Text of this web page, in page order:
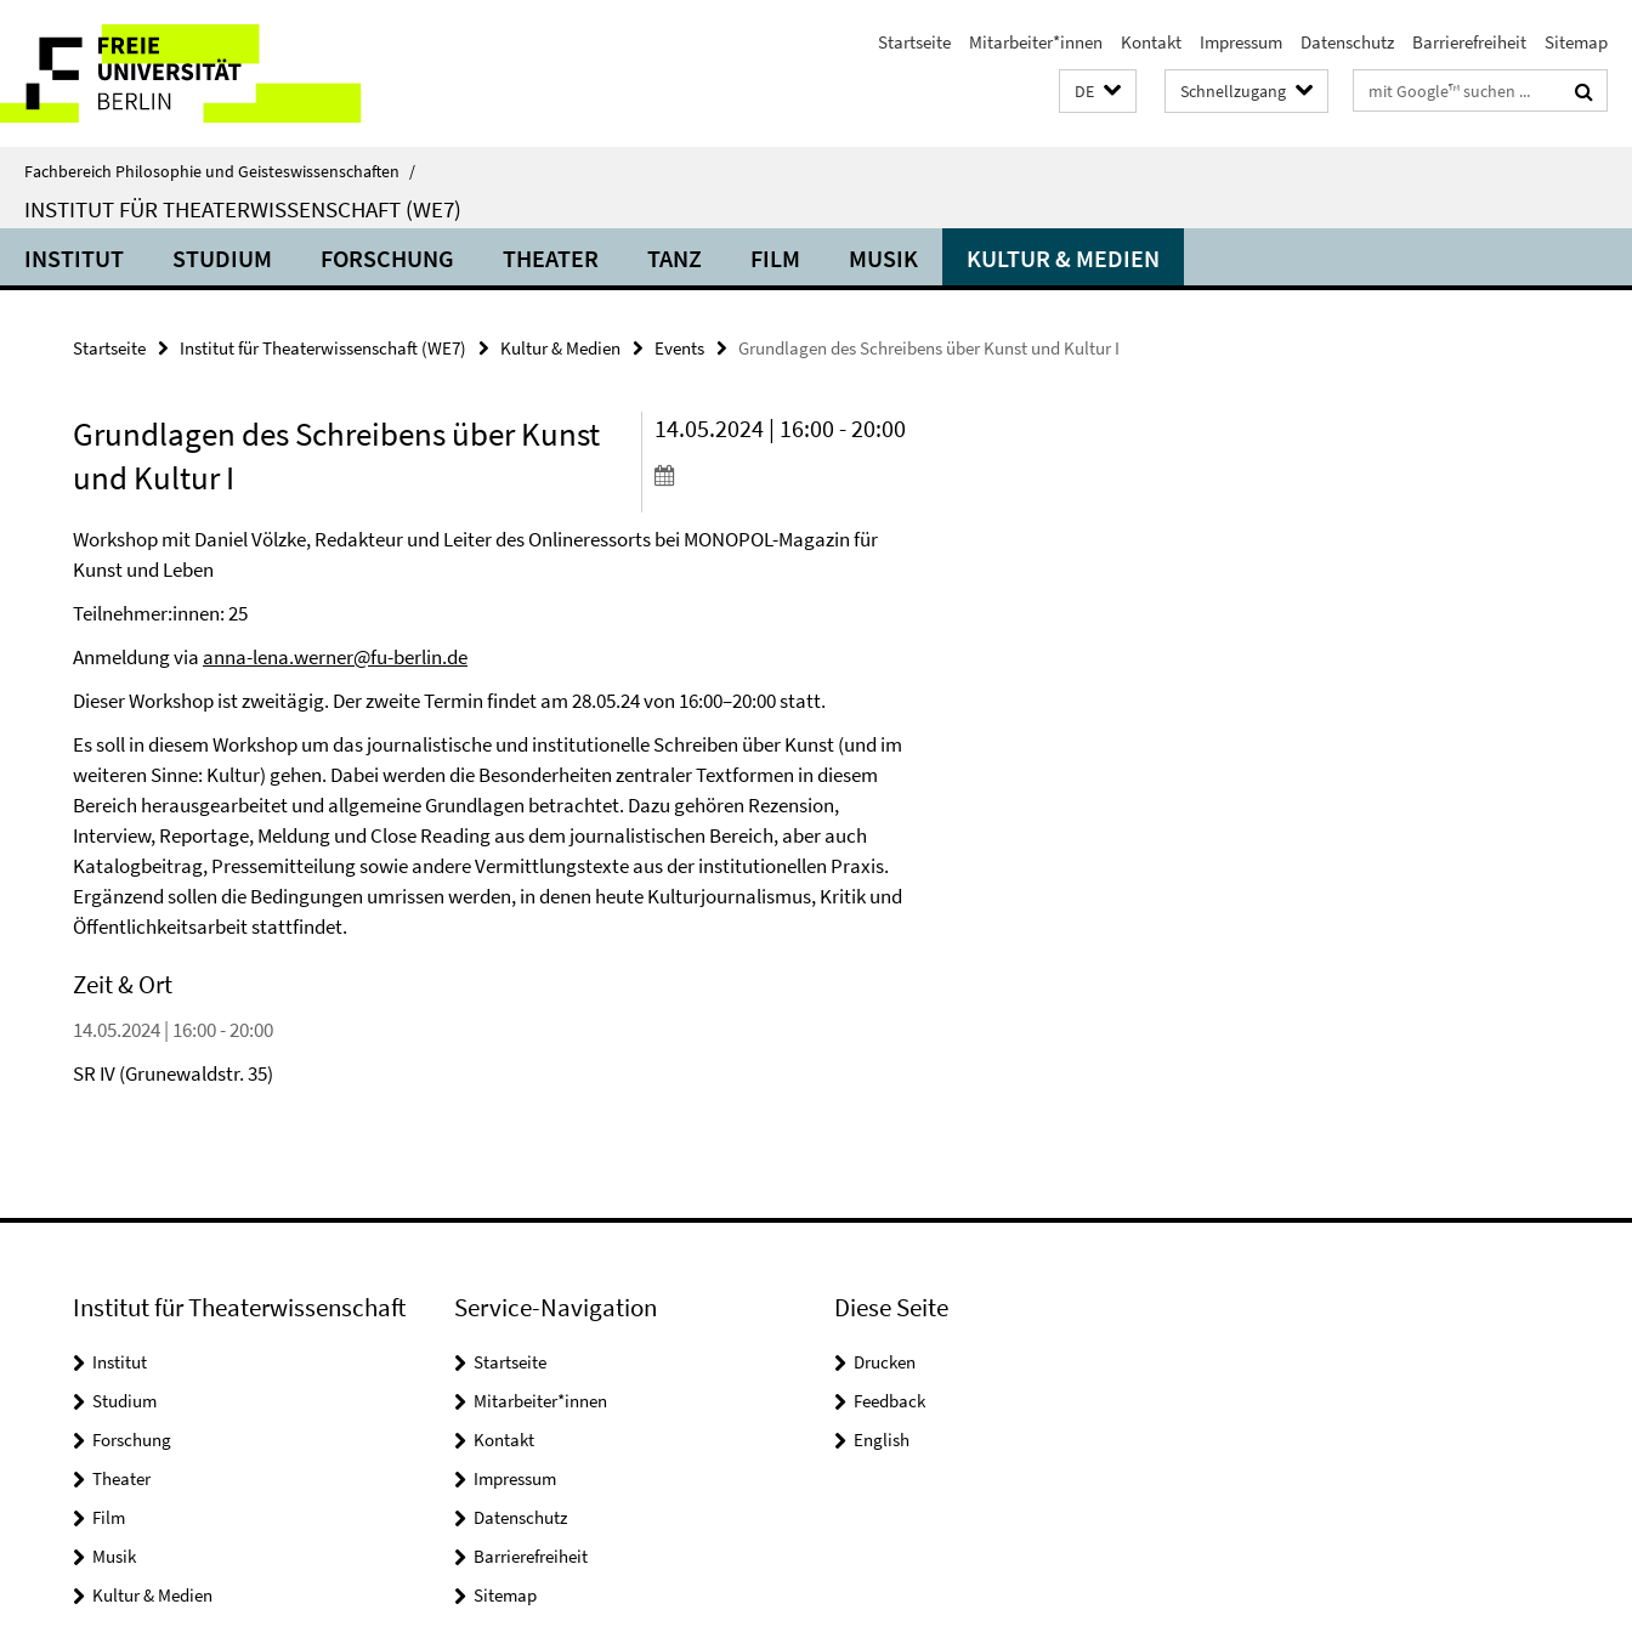
direkt
Inhalt
Service-
Navigation
Startseite Mitarbeiter*innen Kontakt Impressum Datenschutz Barrierefreiheit Sitemap
DE Schnellzugang Suchbegriffe
Fachbereich Philosophie und Geisteswissenschaften /
INSTITUT FÜR THEATERWISSENSCHAFT (WE7)
INSTITUT STUDIUM FORSCHUNG THEATER TANZ FILM MUSIK KULTUR & MEDIEN
Startseite Institut für Theaterwissenschaft (WE7) Kultur & Medien Events Grundlagen des Schreibens über Kunst und Kultur I
Grundlagen des Schreibens über Kunst
und Kultur I
14.05.2024 | 16:00 - 20:00
Workshop mit Daniel Völzke, Redakteur und Leiter des Onlineressorts bei MONOPOL-Magazin für
Kunst und Leben
Teilnehmer:innen: 25
Anmeldung via anna-lena.werner@fu-berlin.de
Dieser Workshop ist zweitägig. Der zweite Termin findet am 28.05.24 von 16:00–20:00 statt.
Es soll in diesem Workshop um das journalistische und institutionelle Schreiben über Kunst (und im
weiteren Sinne: Kultur) gehen. Dabei werden die Besonderheiten zentraler Textformen in diesem
Bereich herausgearbeitet und allgemeine Grundlagen betrachtet. Dazu gehören Rezension,
Interview, Reportage, Meldung und Close Reading aus dem journalistischen Bereich, aber auch
Katalogbeitrag, Pressemitteilung sowie andere Vermittlungstexte aus der institutionellen Praxis.
Ergänzend sollen die Bedingungen umrissen werden, in denen heute Kulturjournalismus, Kritik und
Öffentlichkeitsarbeit stattfindet.
Zeit & Ort
14.05.2024 | 16:00 - 20:00
SR IV (Grunewaldstr. 35)
Institut für Theaterwissenschaft
Institut
Studium
Forschung
Theater
Film
Musik
Kultur & Medien
Service-Navigation
Startseite
Mitarbeiter*innen
Kontakt
Impressum
Datenschutz
Barrierefreiheit
Sitemap
Diese Seite
Drucken
Feedback
English